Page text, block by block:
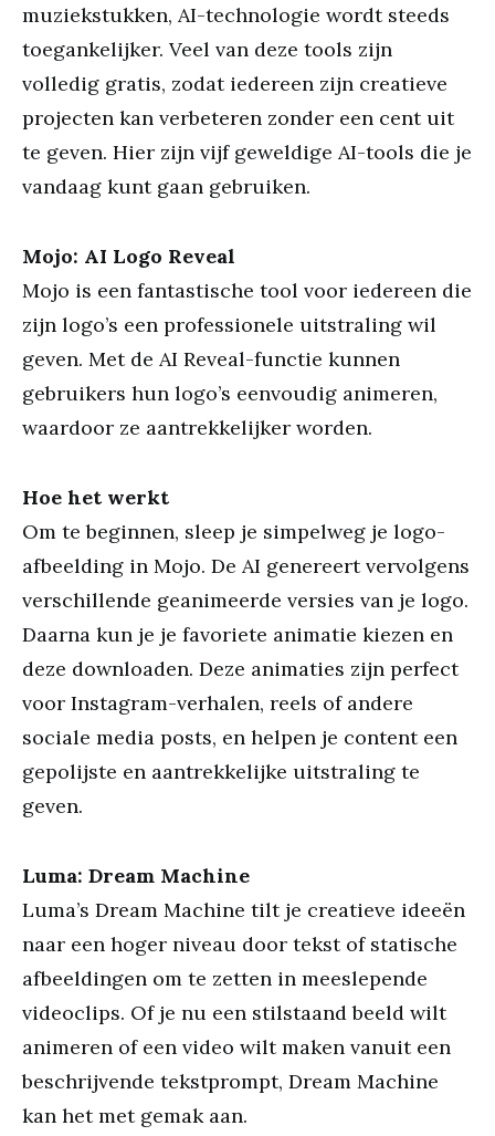
muziekstukken, AI-technologie wordt steeds
toegankelijker. Veel van deze tools zijn
volledig gratis, zodat iedereen zijn creatieve
projecten kan verbeteren zonder een cent uit
te geven. Hier zijn vijf geweldige AI-tools die je
vandaag kunt gaan gebruiken.
Mojo: AI Logo Reveal
Mojo is een fantastische tool voor iedereen die
zijn logo’s een professionele uitstraling wil
geven. Met de AI Reveal-functie kunnen
gebruikers hun logo’s eenvoudig animeren,
waardoor ze aantrekkelijker worden.
Hoe het werkt
Om te beginnen, sleep je simpelweg je logo-
afbeelding in Mojo. De AI genereert vervolgens
verschillende geanimeerde versies van je logo.
Daarna kun je je favoriete animatie kiezen en
deze downloaden. Deze animaties zijn perfect
voor Instagram-verhalen, reels of andere
sociale media posts, en helpen je content een
gepolijste en aantrekkelijke uitstraling te
geven.
Luma: Dream Machine
Luma’s Dream Machine tilt je creatieve ideeën
naar een hoger niveau door tekst of statische
afbeeldingen om te zetten in meeslepende
videoclips. Of je nu een stilstaand beeld wilt
animeren of een video wilt maken vanuit een
beschrijvende tekstprompt, Dream Machine
kan het met gemak aan.